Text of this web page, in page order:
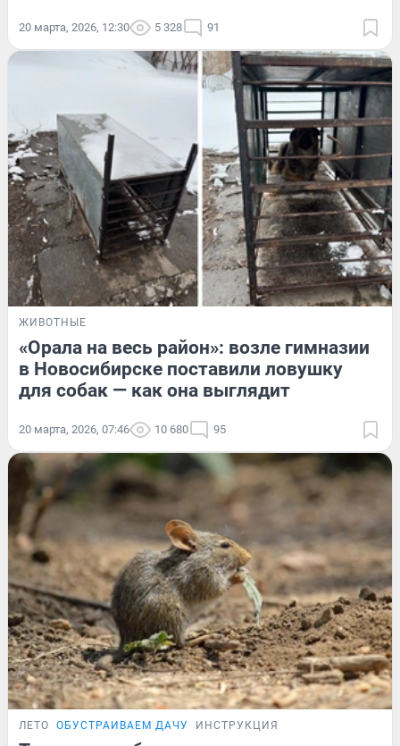
20 марта, 2026, 12:30 5 328 91
ЖИВОТНЫЕ
«Орала на весь район»: возле гимназии
в Новосибирске поставили ловушку
для собак — как она выглядит
20 марта, 2026, 07:46 10 680 95
ЛЕТО ОБУСТРАИВАЕМ ДАЧУ ИНСТРУКЦИЯ